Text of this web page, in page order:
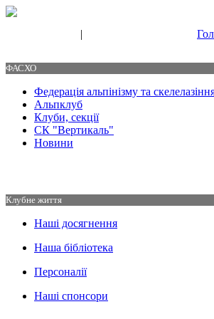
|
ФАСХО
Федерація альпінізму та
Альпклуб
Клуби, секції
СК "Вертикаль"
Новини
Клубне життя
Наші досягнення
Наша бібліотека
Персоналії
Наші спонсори